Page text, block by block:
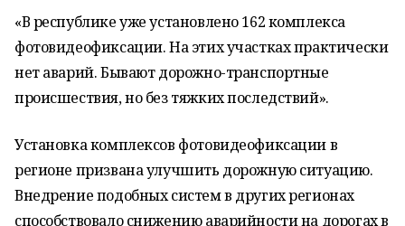
«В республике уже установлено 162 комплекса
фотовидеофиксации. На этих участках практически
нет аварий. Бывают дорожно-транспортные
происшествия, но без тяжких последствий».
Установка комплексов фотовидеофиксации в
регионе призвана улучшить дорожную ситуацию.
Внедрение подобных систем в других регионах
способствовало снижению аварийности на дорогах в